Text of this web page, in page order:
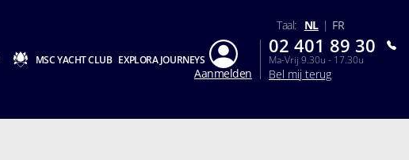
MSC YACHT CLUB EXPLORA JOURNEYS
Aanmelden
Taal: NL | FR
02 401 89 30
Ma-Vrij 9.30u - 17.30u
Bel mij terug